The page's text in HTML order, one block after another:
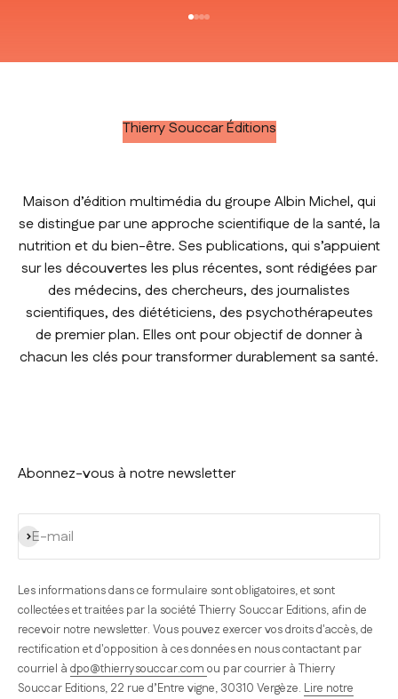
Thierry Souccar Éditions
Maison d’édition multimédia du groupe Albin Michel, qui
se distingue par une approche scientifique de la santé, la
nutrition et du bien-être. Ses publications, qui s’appuient
sur les découvertes les plus récentes, sont rédigées par
des médecins, des chercheurs, des journalistes
scientifiques, des diététiciens, des psychothérapeutes
de premier plan. Elles ont pour objectif de donner à
chacun les clés pour transformer durablement sa santé.
Abonnez-vous à notre newsletter
E-mail
S'inscrire
Les informations dans ce formulaire sont obligatoires, et sont
collectées et traitées par la société Thierry Souccar Editions, afin de
recevoir notre newsletter. Vous pouvez exercer vos droits d'accès, de
rectification et d'opposition à ces données en nous contactant par
courriel à dpo@thierrysouccar.com ou par courrier à Thierry
Souccar Editions, 22 rue d’Entre vigne, 30310 Vergèze. Lire notre